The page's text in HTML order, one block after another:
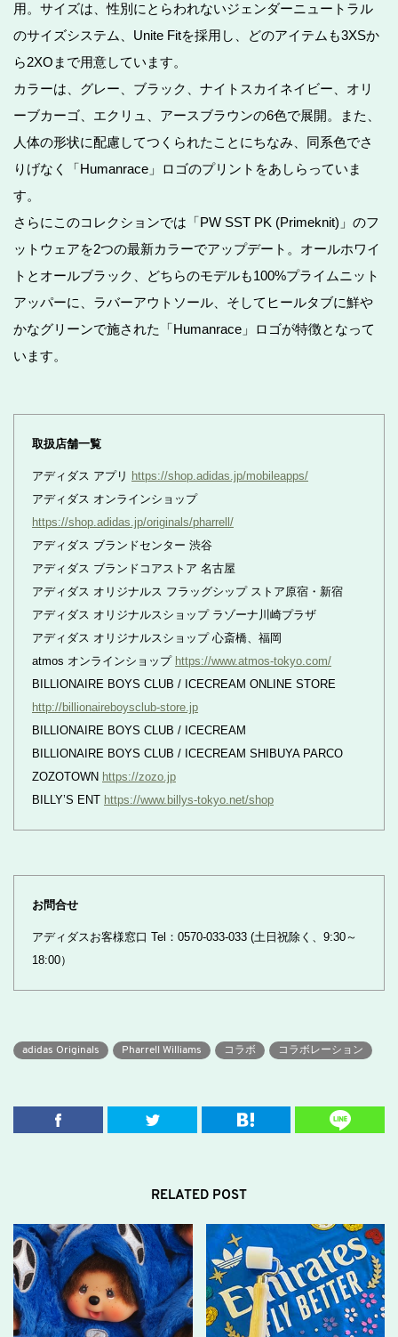
用。サイズは、性別にとらわれないジェンダーニュートラル
のサイズシステム、Unite Fitを採用し、どのアイテムも3XSか
ら2XOまで用意しています。
カラーは、グレー、ブラック、ナイトスカイネイビー、オリ
ーブカーゴ、エクリュ、アースブラウンの6色で展開。また、
人体の形状に配慮してつくられたことにちなみ、同系色でさ
りげなく「Humanrace」ロゴのプリントをあしらっていま
す。
さらにこのコレクションでは「PW SST PK (Primeknit)」のフ
ットウェアを2つの最新カラーでアップデート。オールホワイ
トとオールブラック、どちらのモデルも100%プライムニット
アッパーに、ラバーアウトソール、そしてヒールタブに鮮や
かなグリーンで施された「Humanrace」ロゴが特徴となって
います。
取扱店舗一覧
アディダス アプリ https://shop.adidas.jp/mobileapps/
アディダス オンラインショップ
https://shop.adidas.jp/originals/pharrell/
アディダス ブランドセンター 渋谷
アディダス ブランドコアストア 名古屋
アディダス オリジナルス フラッグシップ ストア原宿・新宿
アディダス オリジナルスショップ ラゾーナ川崎プラザ
アディダス オリジナルスショップ 心斎橋、福岡
atmos オンラインショップ https://www.atmos-tokyo.com/
BILLIONAIRE BOYS CLUB / ICECREAM ONLINE STORE
http://billionaireboysclub-store.jp
BILLIONAIRE BOYS CLUB / ICECREAM
BILLIONAIRE BOYS CLUB / ICECREAM SHIBUYA PARCO
ZOZOTOWN https://zozo.jp
BILLY’S ENT https://www.billys-tokyo.net/shop
お問合せ
アディダスお客様窓口 Tel：0570-033-033 (土日祝除く、9:30～
18:00）
adidas Originals Pharrell Williams コラボ コラボレーション
RELATED POST